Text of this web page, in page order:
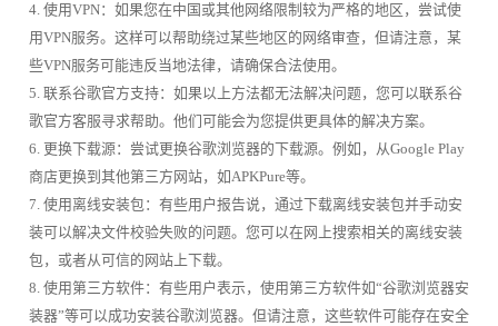
4. 使用VPN：如果您在中国或其他网络限制较为严格的地区，尝试使
用VPN服务。这样可以帮助绕过某些地区的网络审查，但请注意，某
些VPN服务可能违反当地法律，请确保合法使用。
5. 联系谷歌官方支持：如果以上方法都无法解决问题，您可以联系谷
歌官方客服寻求帮助。他们可能会为您提供更具体的解决方案。
6. 更换下载源：尝试更换谷歌浏览器的下载源。例如，从Google Play
商店更换到其他第三方网站，如APKPure等。
7. 使用离线安装包：有些用户报告说，通过下载离线安装包并手动安
装可以解决文件校验失败的问题。您可以在网上搜索相关的离线安装
包，或者从可信的网站上下载。
8. 使用第三方软件：有些用户表示，使用第三方软件如“谷歌浏览器安
装器”等可以成功安装谷歌浏览器。但请注意，这些软件可能存在安全